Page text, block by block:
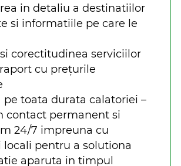
in detaliu a destinatiilor
si informatiile pe care le
corectitudinea serviciilor
cu prețurile
pe toata durata calatoriei –
contact permanent si
24/7 impreuna cu
locali pentru a solutiona
aparuta in timpul